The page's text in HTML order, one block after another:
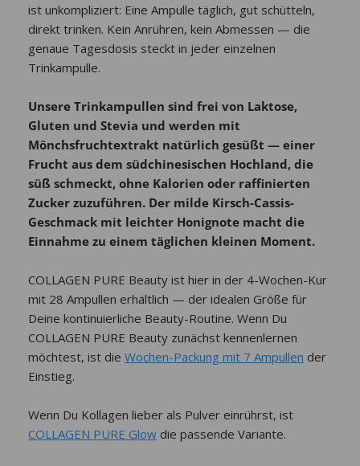
ist unkompliziert: Eine Ampulle täglich, gut schütteln,
direkt trinken. Kein Anrühren, kein Abmessen — die
genaue Tagesdosis steckt in jeder einzelnen
Trinkampulle.
Unsere Trinkampullen sind frei von Laktose,
Gluten und Stevia und werden mit
Mönchsfruchtextrakt natürlich gesüßt — einer
Frucht aus dem südchinesischen Hochland, die
süß schmeckt, ohne Kalorien oder raffinierten
Zucker zuzuführen. Der milde Kirsch-Cassis-
Geschmack mit leichter Honignote macht die
Einnahme zu einem täglichen kleinen Moment.
COLLAGEN PURE Beauty ist hier in der 4-Wochen-Kur
mit 28 Ampullen erhältlich — der idealen Größe für
Deine kontinuierliche Beauty-Routine. Wenn Du
COLLAGEN PURE Beauty zunächst kennenlernen
möchtest, ist die Wochen-Packung mit 7 Ampullen der
Einstieg.
Wenn Du Kollagen lieber als Pulver einrührst, ist
COLLAGEN PURE Glow die passende Variante.